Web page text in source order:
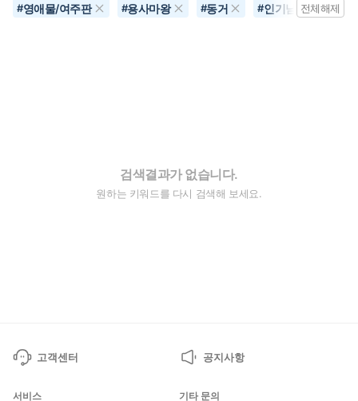
#영애물/여주판 #용사마왕 #동거 #인기남 전체해제
검색결과가 없습니다.
원하는 키워드를 다시 검색해 보세요.
고객센터 공지사항
서비스 기타 문의